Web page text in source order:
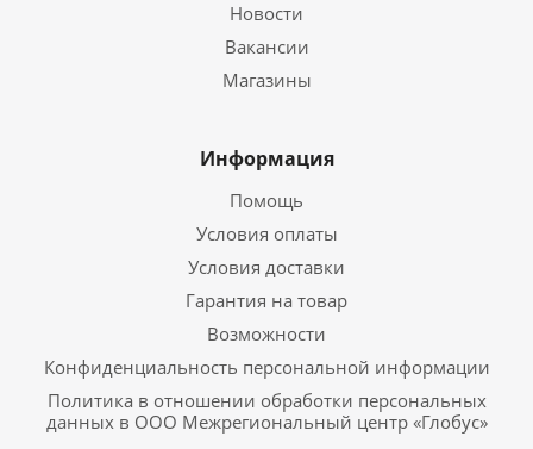
Новости
Вакансии
Магазины
Информация
Помощь
Условия оплаты
Условия доставки
Гарантия на товар
Возможности
Конфиденциальность персональной информации
Политика в отношении обработки персональных
данных в ООО Межрегиональный центр «Глобус»